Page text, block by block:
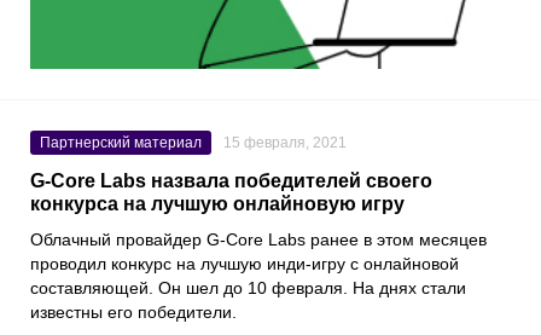
Партнерский материал 15 февраля, 2021
G-Core Labs назвала победителей своего
конкурса на лучшую онлайновую игру
Облачный провайдер G-Core Labs ранее в этом месяцев
проводил конкурс на лучшую инди-игру с онлайновой
составляющей. Он шел до 10 февраля. На днях стали
известны его победители.